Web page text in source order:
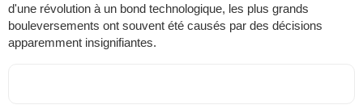
d'une révolution à un bond technologique, les plus grands
bouleversements ont souvent été causés par des décisions
apparemment insignifiantes.